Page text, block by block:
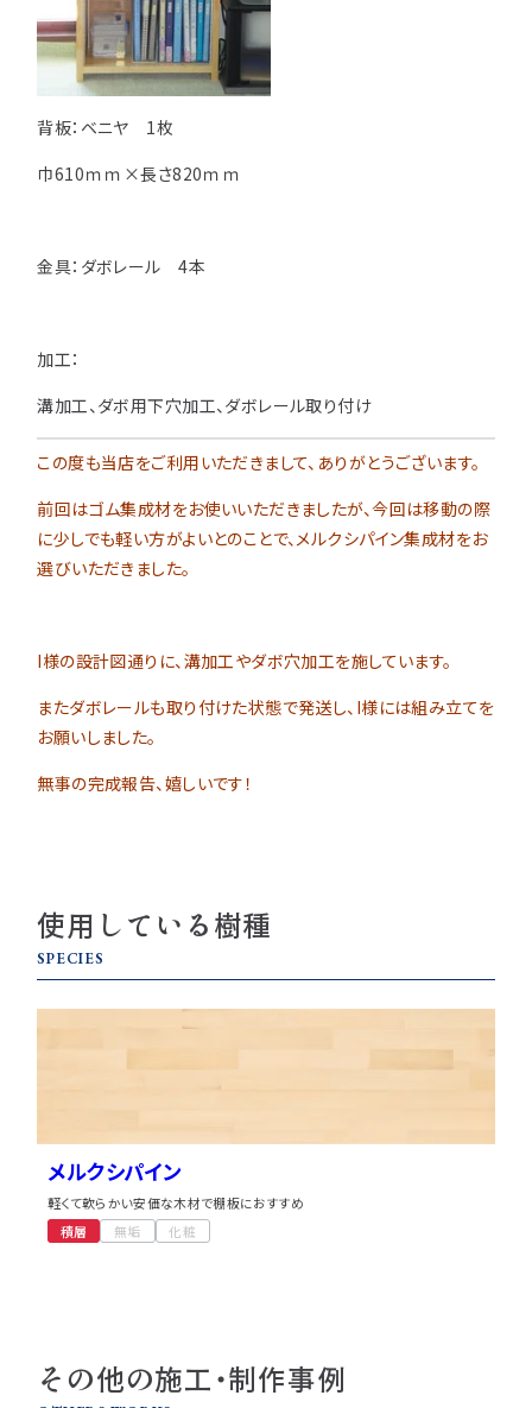
背板：ベニヤ 1枚
巾610ｍｍ×長さ820ｍｍ
金具：ダボレール 4本
加工：
溝加工、ダボ用下穴加工、ダボレール取り付け
この度も当店をご利用いただきまして、ありがとうございます。
前回はゴム集成材をお使いいただきましたが、今回は移動の際
に少しでも軽い方がよいとのことで、メルクシパイン集成材をお
選びいただきました。
I様の設計図通りに、溝加工やダボ穴加工を施しています。
またダボレールも取り付けた状態で発送し、I様には組み立てを
お願いしました。
無事の完成報告、嬉しいです！
使用している樹種
SPECIES
メルクシパイン
軽くて軟らかい安価な木材で棚板におすすめ
積層
無垢 化粧
その他の施工・制作事例